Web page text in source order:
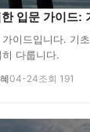
입문 가이드:
이드입니다. 기
다룹니다.
04-24조회 191